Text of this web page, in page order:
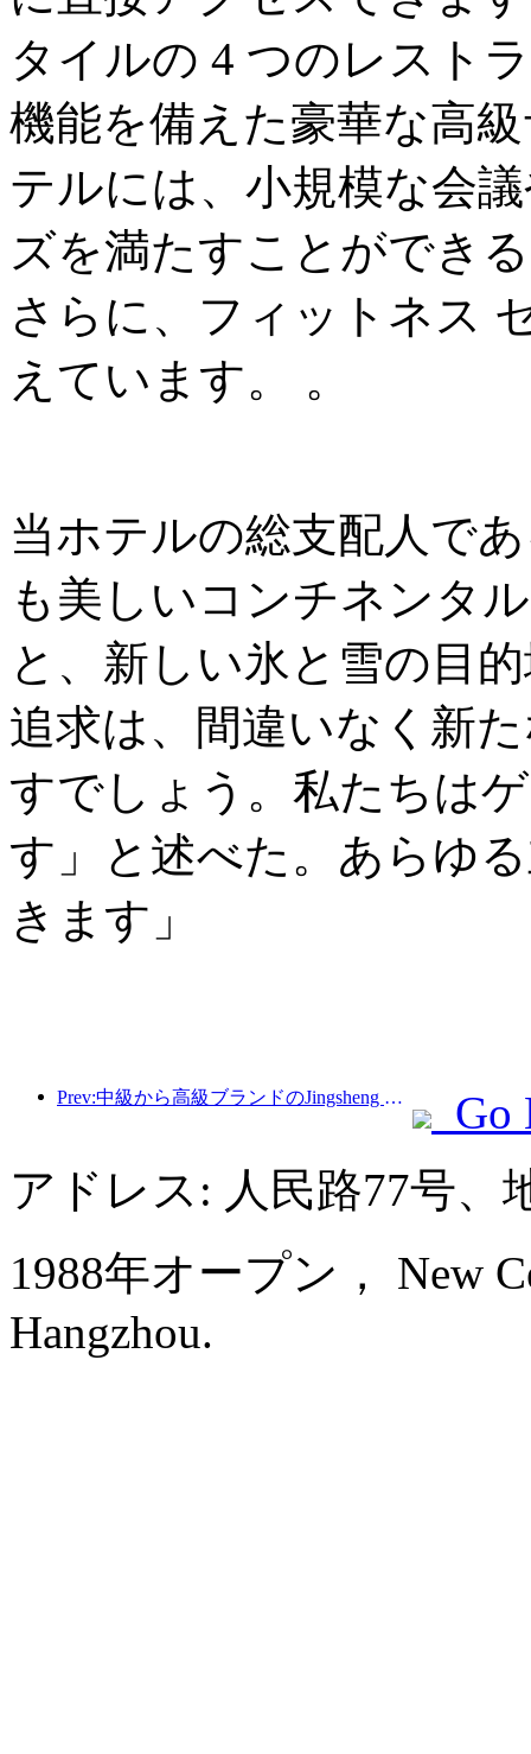
タイルの 4 つのレスト
機能を備えた豪華な高
テルには、小規模な会
ズを満たすことができ
さらに、フィットネス
えています。 。
当ホテルの総支配人で
も美しいコンチネンタ
と、新しい氷と雪の目
追求は、間違いなく新
すでしょう。私たちは
す」と述べた。あらゆ
きます」
Prev:中級から高級ブランドのJingsheng Hotelが正式に出発し、eスポーツ、文化、観光の統合の新しいモデルを開く
Go
アドレス: 人民路77号、
1988年オープン， New
Hangzhou.